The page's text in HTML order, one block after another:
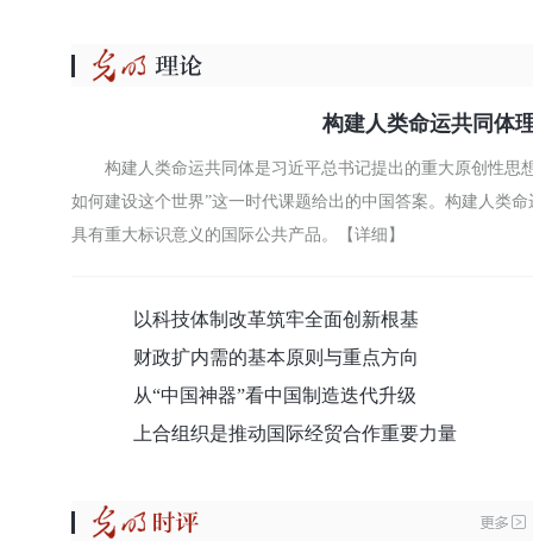
构建人类命运共同体
构建人类命运共同体是习近平总书记提出的重大原创性思
如何建设这个世界”这一时代课题给出的中国答案。构建人类
具有重大标识意义的国际公共产品。
【详细】
以科技体制改革筑牢全面创新根基
财政扩内需的基本原则与重点方向
从“中国神器”看中国制造迭代升级
上合组织是推动国际经贸合作重要力量